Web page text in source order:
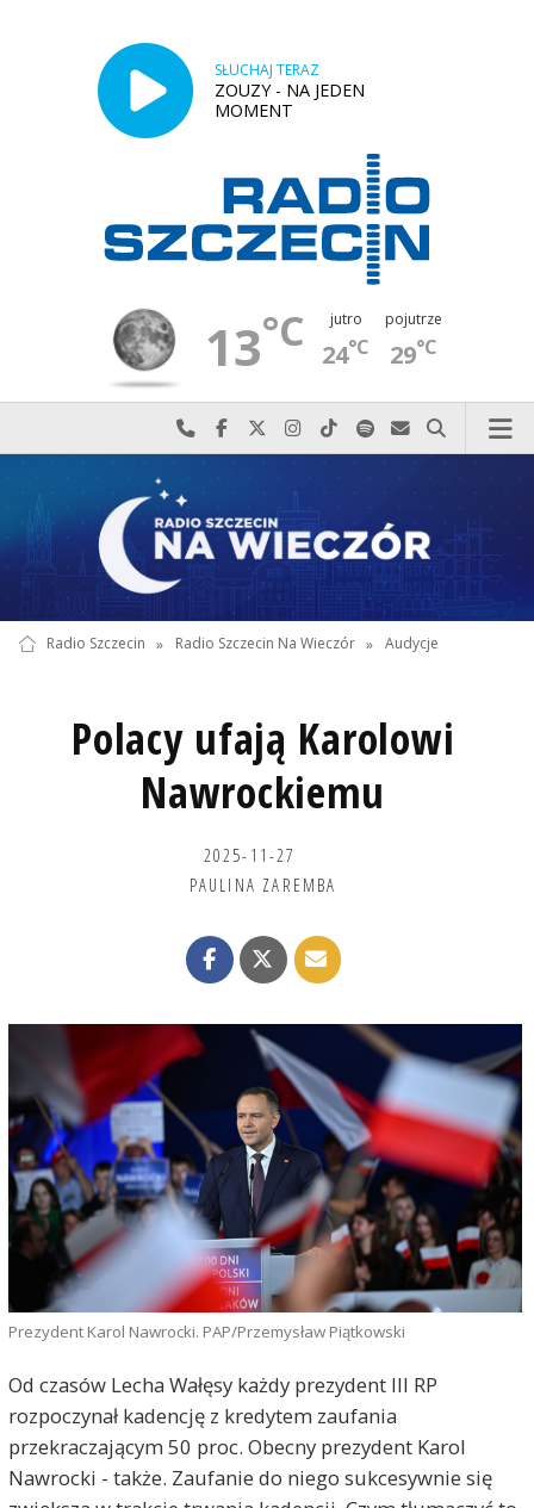
SŁUCHAJ TERAZ
ZOUZY - NA JEDEN
MOMENT
13°C jutro
24°C
pojutrze
29°C
Najlepiej po prostu do nas zadzwoń
Odwiedź nas na Facebook-u
Odwiedź nas na X
Odwiedź nas na Instagram-ie
Odwiedź nas na TikTok-u
Szukaj nas na Spotify
Wyślij do nas
Szukaj
Radio Szczecin » Radio Szczecin Na Wieczór » Audycje
Polacy ufają Karolowi
Nawrockiemu
2025-11-27
PAULINA ZAREMBA
Prezydent Karol Nawrocki. PAP/Przemysław Piątkowski
Od czasów Lecha Wałęsy każdy prezydent III RP
rozpoczynał kadencję z kredytem zaufania
przekraczającym 50 proc. Obecny prezydent Karol
Nawrocki - także. Zaufanie do niego sukcesywnie się